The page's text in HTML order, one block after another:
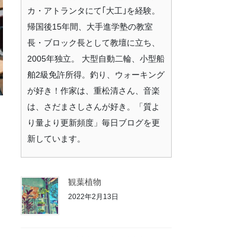
カ・アトランタにて｢大工｣を経験。
帰国後15年間、大手進学塾の教室
長・ブロック長として教壇に立ち、
2005年独立。 大型自動二輪、小型船
舶2級免許所得。釣り、ウォーキング
が好き！作家は、重松清さん、音楽
は、さだまさしさんが好き。「質よ
り量より更新頻度」毎日ブログを更
新しています。
観葉植物
2022年2月13日